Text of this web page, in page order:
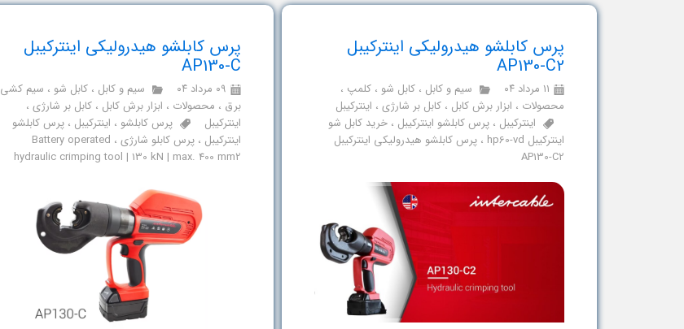
پرس کابلشو هیدرولیکی اینترکیبل
AP130-C2
۱۱ مرداد ۰۴ سیم و کابل ، کابل شو ، کلمپ ،
محصولات ، ابزار برش کابل ، کابل بر شارژی ، اینترکیبل
اینترکیبل ، پرس کابلشو اینترکیبل ، خرید کابل شو
اینترکیبل hp60-vd
، پرس کابلشو هیدرولیکی اینترکیبل
AP130-C2
پرس کابلشو هیدرولیکی اینترکیبل
AP130-C
۰۹ مرداد ۰۴ سیم و کابل ،کابل شو ، سیم کشی
برق ، محصولات ، ابزار برش کابل ،کابل بر شارژی ،
اینترکیبل
پرس کابلشو ، اینترکیبل ،پرس کابلشو
اینترکیبل ،پرس کابلو شارژی ، Battery operated
hydraulic crimping tool | 130 kN | max. 400 mm2